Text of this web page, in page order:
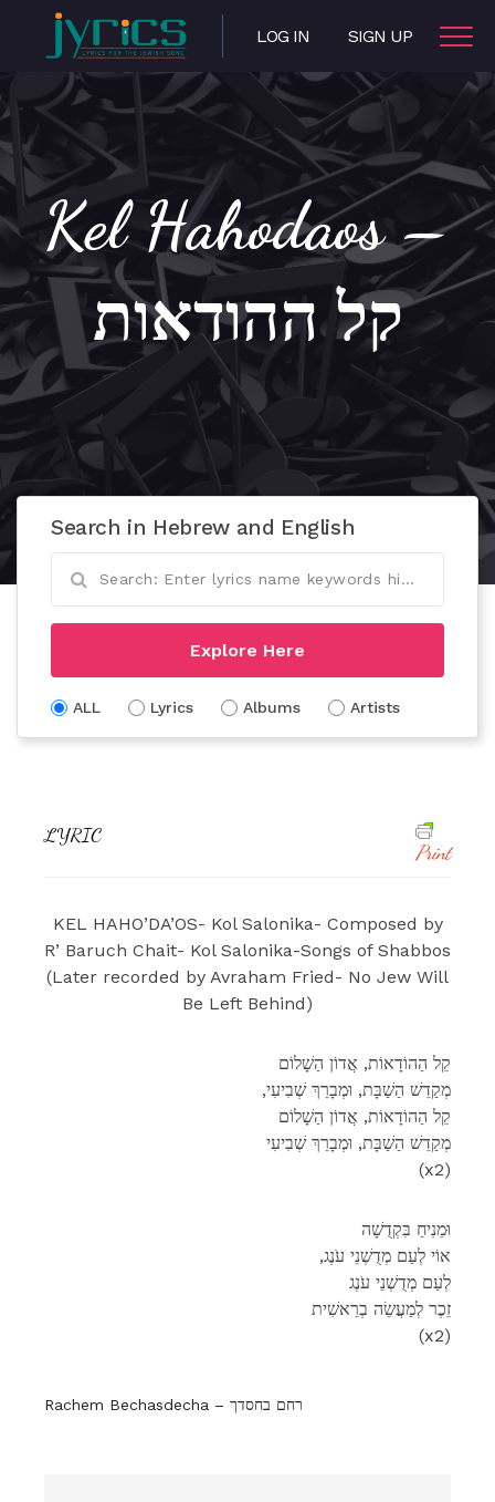
LOG IN SIGN UP
Kel Hahodaos –
קל ההודאות
Search in Hebrew and English
Explore Here
ALL Lyrics Albums Artists
LYRIC
Print
KEL HAHO’DA’OS- Kol Salonika- Composed by
R’ Baruch Chait- Kol Salonika-Songs of Shabbos
(Later recorded by Avraham Fried- No Jew Will
Be Left Behind)
קֵל הַהוֹדָאוֹת, אֲדוֹן הַשָׁלוֹם
,מְקַדֵשׁ הַשַׁבָּת, וּמְבָרֵךְ שְׁבִיעִי
קֵל הַהוֹדָאוֹת, אֲדוֹן הַשָׁלוֹם
מְקַדֵשׁ הַשַׁבָּת, וּמְבָרֵךְ שְׁבִיעִי
(x2)
וּמֵנִיחַ בִּקְדֻשָׁה
,אוֹי לְעַם מְדֻשְׁנֵי עֹנֶג
לְעַם מְדֻשְׁנֵי עֹנֶג
זֵכֶר לְמַעֲשֵׂה בְרֵאשִׁית
(x2)
Rachem Bechasdecha – רחם בחסדך